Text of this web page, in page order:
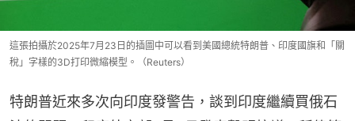
這張拍攝於2025年7月23日的插圖中可以看到美國總統特朗普、印度國旗和「關
稅」字樣的3D打印微縮模型。（Reuters）
特朗普近來多次向印度發警告，談到印度繼續買俄石